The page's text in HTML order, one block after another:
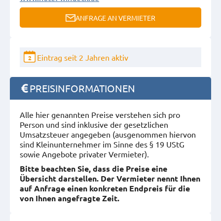
ANFRAGE AN VERMIETER
2 Eintrag seit 2 Jahren aktiv
PREISINFORMATIONEN
Alle hier genannten Preise verstehen sich pro
Person und sind inklusive der gesetzlichen
Umsatzsteuer angegeben (ausgenommen hiervon
sind Kleinunternehmer im Sinne des § 19 UStG
sowie Angebote privater Vermieter).
Bitte beachten Sie, dass die Preise eine
Übersicht darstellen. Der Vermieter nennt Ihnen
auf Anfrage einen konkreten Endpreis für die
von Ihnen angefragte Zeit.